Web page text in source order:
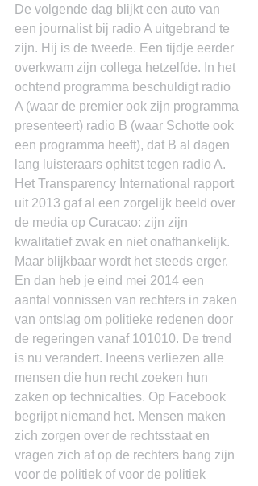
De volgende dag blijkt een auto van
een journalist bij radio A uitgebrand te
zijn. Hij is de tweede. Een tijdje eerder
overkwam zijn collega hetzelfde. In het
ochtend programma beschuldigt radio
A (waar de premier ook zijn programma
presenteert) radio B (waar Schotte ook
een programma heeft), dat B al dagen
lang luisteraars ophitst tegen radio A.
Het Transparency International rapport
uit 2013 gaf al een zorgelijk beeld over
de media op Curacao: zijn zijn
kwalitatief zwak en niet onafhankelijk.
Maar blijkbaar wordt het steeds erger.
En dan heb je eind mei 2014 een
aantal vonnissen van rechters in zaken
van ontslag om politieke redenen door
de regeringen vanaf 101010. De trend
is nu verandert. Ineens verliezen alle
mensen die hun recht zoeken hun
zaken op technicalties. Op Facebook
begrijpt niemand het. Mensen maken
zich zorgen over de rechtsstaat en
vragen zich af op de rechters bang zijn
voor de politiek of voor de politiek